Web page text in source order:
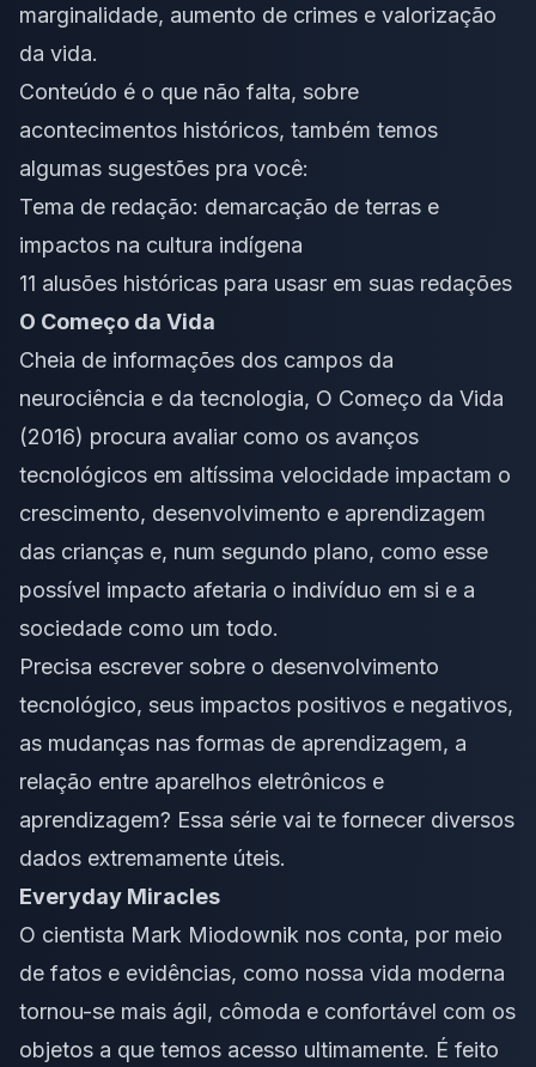
marginalidade, aumento de crimes e valorização
da vida.
Conteúdo é o que não falta, sobre
acontecimentos históricos, também temos
algumas sugestões pra você:
Tema de redação: demarcação de terras e
impactos na cultura indígena
11 alusões históricas para usasr em suas redações
O Começo da Vida
Cheia de informações dos campos da
neurociência e da tecnologia, O Começo da Vida
(2016) procura avaliar como os avanços
tecnológicos em altíssima velocidade impactam o
crescimento, desenvolvimento e aprendizagem
das crianças e, num segundo plano, como esse
possível impacto afetaria o indivíduo em si e a
sociedade como um todo.
Precisa escrever sobre o desenvolvimento
tecnológico, seus impactos positivos e negativos,
as mudanças nas formas de aprendizagem, a
relação entre aparelhos eletrônicos e
aprendizagem? Essa série vai te fornecer diversos
dados extremamente úteis.
Everyday Miracles
O cientista Mark Miodownik nos conta, por meio
de fatos e evidências, como nossa vida moderna
tornou-se mais ágil, cômoda e confortável com os
objetos a que temos acesso ultimamente. É feito